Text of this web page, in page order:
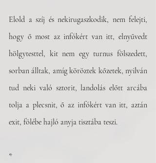
Elold a szíj és nekirugaszkodik, nem felejti,
hogy ő most az infókért van itt, elnyűvedt
hölgytesttel, kit nem egy turnus fölszedett,
sorban álltak, amíg köröztek kőzetek, nyilván
tud neki való sztorit, landolás előtt arcába
tolja a plecsnit, ő az infókért van itt, aztán
exit, fölébe hajló anyja tisztába teszi.
*